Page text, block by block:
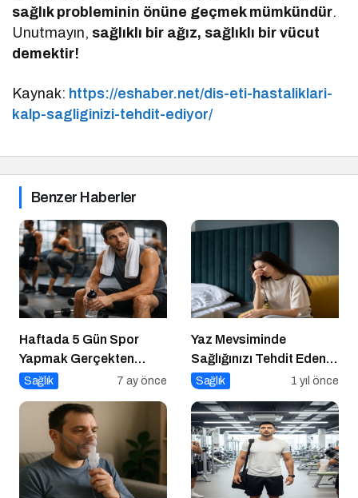
sağlık probleminin önüne geçmek mümkündür.
Unutmayın, sağlıklı bir ağız, sağlıklı bir vücut
demektir!
Kaynak: https://eshaber.net/dis-eti-hastaliklari-
kalp-sagliginizi-tehdit-ediyor/
Benzer Haberler
Haftada 5 Gün Spor
Yapmak Gerçekten
Sağlıklı mı?
Sağlık 7 ay önce
Yaz Mevsiminde
Sağlığınızı Tehdit Eden
Hastalıklara Dikkat!
Sağlık 1 yıl önce